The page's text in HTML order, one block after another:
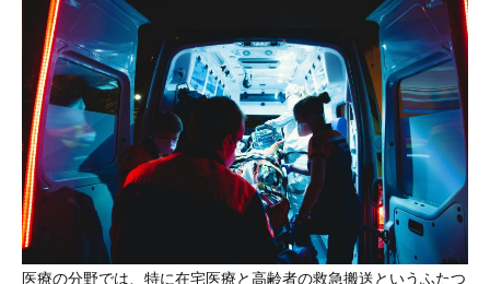
医療の分野では、特に在宅医療と高齢者の救急搬送というふたつ